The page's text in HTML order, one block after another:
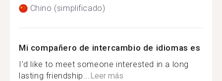
Chino (simplificado)
Mi compañero de intercambio de idiomas es
I'd like to meet someone interested in a long
lasting friendship...Leer más